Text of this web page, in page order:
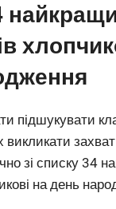
підшукувати
викликати
зі списку 34
на день